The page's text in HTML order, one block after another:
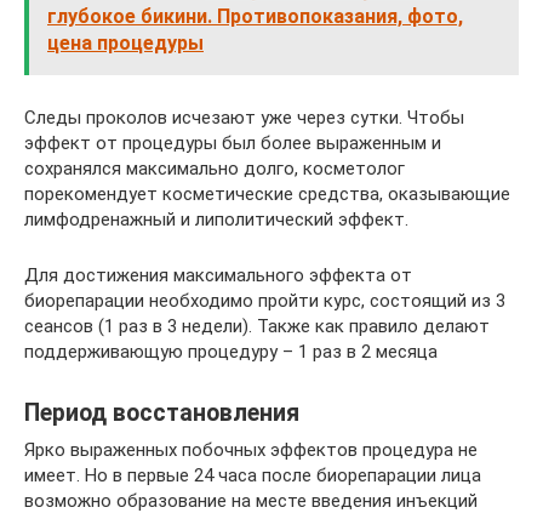
глубокое бикини. Противопоказания, фото,
цена процедуры
Следы проколов исчезают уже через сутки. Чтобы
эффект от процедуры был более выраженным и
сохранялся максимально долго, косметолог
порекомендует косметические средства, оказывающие
лимфодренажный и липолитический эффект.
Для достижения максимального эффекта от
биорепарации необходимо пройти курс, состоящий из 3
сеансов (1 раз в 3 недели). Также как правило делают
поддерживающую процедуру – 1 раз в 2 месяца
Период восстановления
Ярко выраженных побочных эффектов процедура не
имеет. Но в первые 24 часа после биорепарации лица
возможно образование на месте введения инъекций